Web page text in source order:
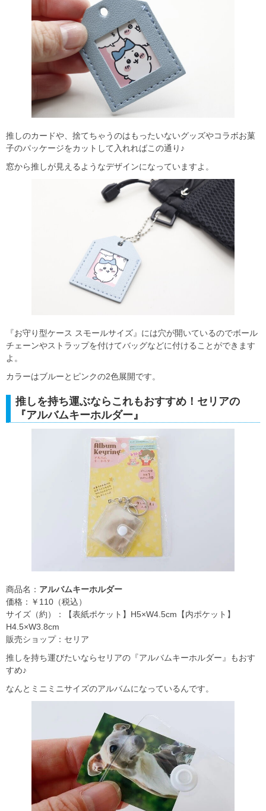
推しのカードや、捨てちゃうのはもったいないグッズやコラボお菓
子のパッケージをカットして入れればこの通り♪
窓から推しが見えるようなデザインになっていますよ。
『お守り型ケース スモールサイズ』には穴が開いているのでボール
チェーンやストラップを付けてバッグなどに付けることができます
よ。
カラーはブルーとピンクの2色展開です。
推しを持ち運ぶならこれもおすすめ！セリアの
『アルバムキーホルダー』
商品名： アルバムキーホルダー
価格：￥110（税込）
サイズ（約）：【表紙ポケット】H5×W4.5cm【内ポケット】
H4.5×W3.8cm
販売ショップ：セリア
推しを持ち運びたいならセリアの『アルバムキーホルダー』もおす
すめ♪
なんとミニミニサイズのアルバムになっているんです。